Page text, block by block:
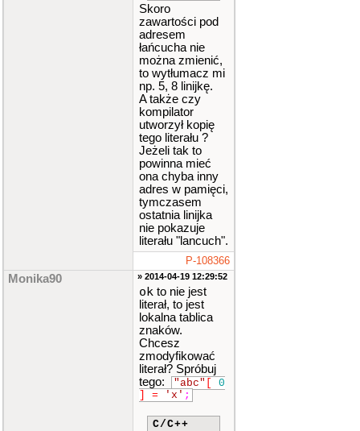
Skoro
zawartości pod
adresem
łańcucha nie
można zmienić,
to wytłumacz mi
np. 5, 8 linijkę.
A także czy
kompilator
utworzył kopię
tego literału ?
Jeżeli tak to
powinna mieć
ona chyba inny
adres w pamięci,
tymczasem
ostatnia linijka
nie pokazuje
literału "lancuch".
P-108366
Monika90 » 2014-04-19 12:29:52
ok to nie jest
literał, to jest
lokalna tablica
znaków.
Chcesz
zmodyfikować
literał? Spróbuj
tego:
"abc" [
0
]
= 'x' ;
C/C++